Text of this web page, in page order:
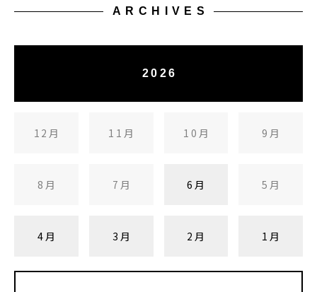
ARCHIVES
2026
12月 11月 10月 9月
8月 7月 6月 5月
4月 3月 2月 1月